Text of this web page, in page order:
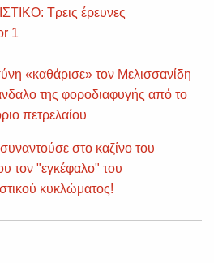
Τρεις έρευνες
1
«καθάρισε» τον Μελισσανίδη
της φοροδιαφυγής από το
πετρελαίου
στο καζίνο του
τον "εγκέφαλο" του
κυκλώματος!